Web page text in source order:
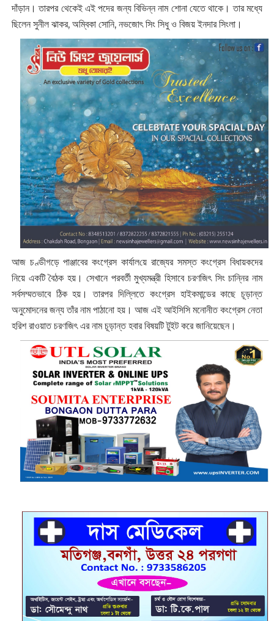
দাঁড়ান। তারপর থেকেই এই পদের জন্য বিভিন্ন নাম শোনা যেতে থাকে। তার মধ্যে
ছিলেন সুনীল ঝাকর, অম্বিকা সোনি, নভজোৎ সিং সিধু ও বিজয় ইনদার সিংলা।
আজ চণ্ডীগড়ে পাঞ্জাবের কংগ্রেস কার্যাল‌য়ে রাজ্যের সমস্ত কংগ্রেস বিধায়কদের
নিয়ে একটি বৈঠক হয়। সেখানে পরবর্তী মুখ্যমন্ত্রী হিসাবে চরণজিৎ সিং চান্নির নাম
সর্বসম্মতভাবে ঠিক হয়। তারপর দিল্লিতে কংগ্রেস হাইকমান্ডের কাছে চূড়ান্ত
অনুমোদনের জন্য তাঁর নাম পাঠানো হয়। আজ এই আইসিসি মনোনীত কংগ্রেস নেতা
হরিশ রাওয়াত চরণজিৎ এর নাম চূড়ান্ত হবার বিষয়টি টুইট করে জানিয়েছেন।